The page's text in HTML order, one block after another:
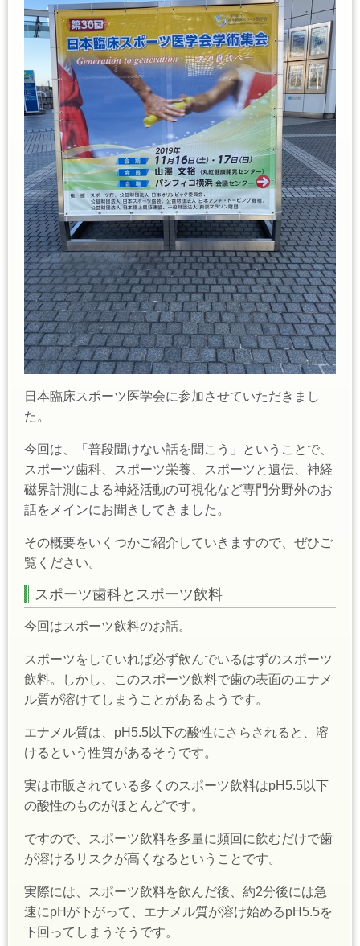
日本臨床スポーツ医学会に参加させていただきまし
た。
今回は、「普段聞けない話を聞こう」ということで、
スポーツ歯科、スポーツ栄養、スポーツと遺伝、神経
磁界計測による神経活動の可視化など専門分野外のお
話をメインにお聞きしてきました。
その概要をいくつかご紹介していきますので、ぜひご
覧ください。
スポーツ歯科とスポーツ飲料
今回はスポーツ飲料のお話。
スポーツをしていれば必ず飲んでいるはずのスポーツ
飲料。しかし、このスポーツ飲料で歯の表面のエナメ
ル質が溶けてしまうことがあるようです。
エナメル質は、pH5.5以下の酸性にさらされると、溶
けるという性質があるそうです。
実は市販されている多くのスポーツ飲料はpH5.5以下
の酸性のものがほとんどです。
ですので、スポーツ飲料を多量に頻回に飲むだけで歯
が溶けるリスクが高くなるということです。
実際には、スポーツ飲料を飲んだ後、約2分後には急
速にpHが下がって、エナメル質が溶け始めるpH5.5を
下回ってしまうそうです。